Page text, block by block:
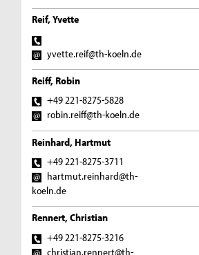
Reif, Yvette
yvette.reif@th-koeln.de
Reiff, Robin
+49 221-8275-5828
robin.reiff@th-koeln.de
Reinhard, Hartmut
+49 221-8275-3711
hartmut.reinhard@th-
koeln.de
Rennert, Christian
+49 221-8275-3216
christian.rennert@th-